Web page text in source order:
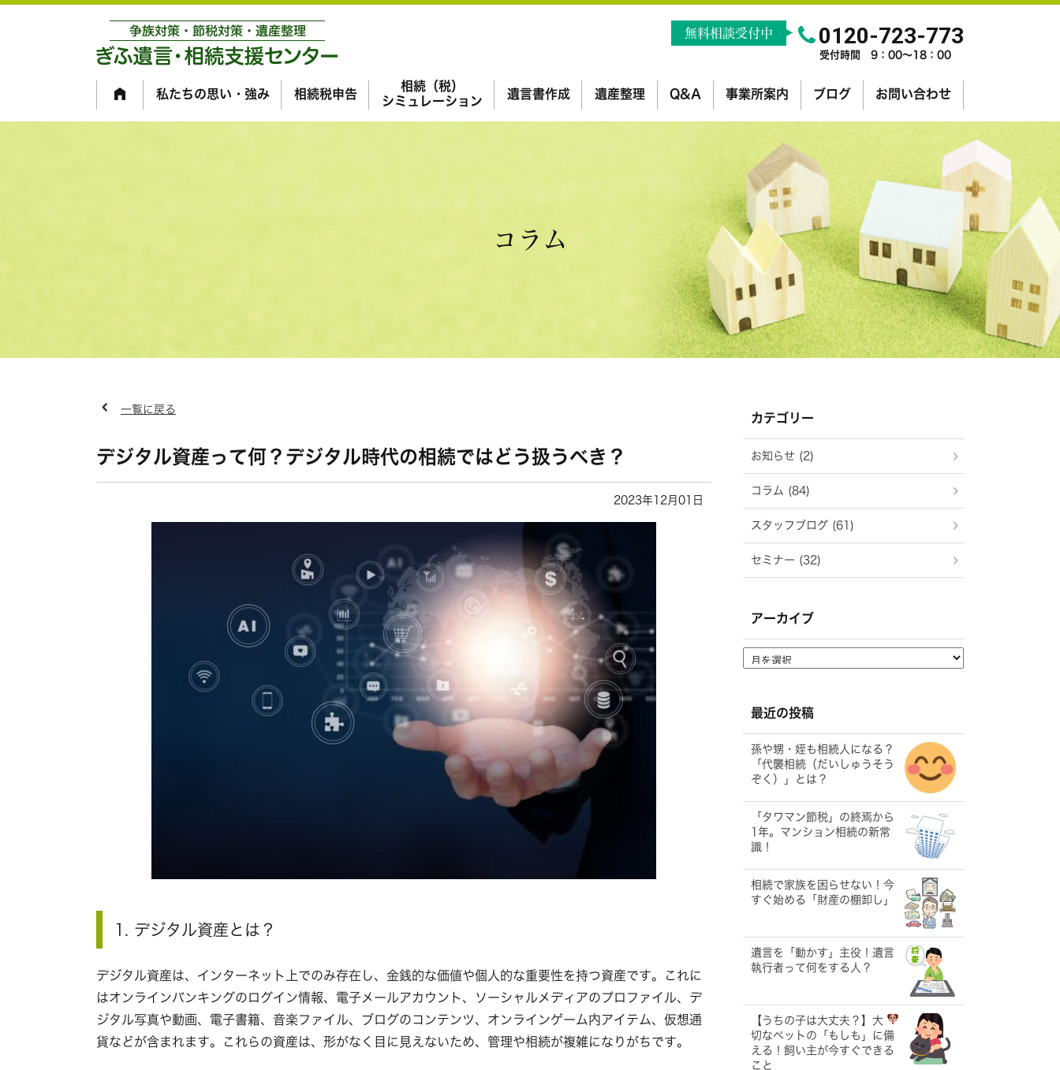
無料相談受付中 0120-723-773
受付時間 9：00～18：00
私たちの思い・強み 相続税申告
相続（税）
シミュレーション
遺言書作成 遺産整理 Q&A 事業所案内 ブログ お問い合わせ
コラム
一覧に戻る
デジタル資産って何？デジタル時代の相続ではどう扱うべき？
2023年12月01日
1. デジタル資産とは？
デジタル資産は、インターネット上でのみ存在し、金銭的な価値や個人的な重要性を持つ資産です。これに
はオンラインバンキングのログイン情報、電子メールアカウント、ソーシャルメディアのプロファイル、デ
ジタル写真や動画、電子書籍、音楽ファイル、ブログのコンテンツ、オンラインゲーム内アイテム、仮想通
貨などが含まれます。これらの資産は、形がなく目に見えないため、管理や相続が複雑になりがちです。
カテゴリー
お知らせ (2)
コラム (84)
スタッフブログ (61)
セミナー (32)
アーカイブ
最近の投稿
孫や甥・姪も相続人になる？
「代襲相続（だいしゅうそう
ぞく）」とは？
「タワマン節税」の終焉から
1年。マンション相続の新常
識！
相続で家族を困らせない！今
すぐ始める「財産の棚卸し」
遺言を「動かす」主役！遺言
執行者って何をする人？
【うちの子は大丈夫？】大
切なペットの「もしも」に備
える！飼い主が今すぐできる
こと